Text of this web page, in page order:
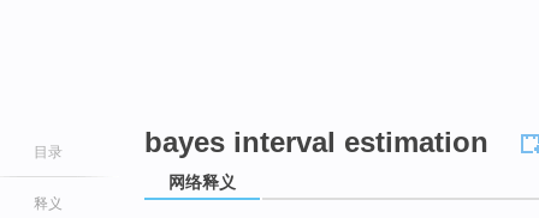
目录
释义
bayes interval estimation
网络释义